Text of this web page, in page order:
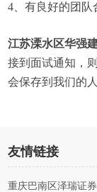
4、有良好的团队
江苏溧水区华强
接到面试通知，
会保存到我们的
友情链接
重庆巴南区泽瑞证